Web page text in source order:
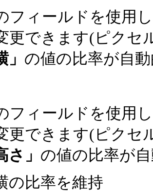
フィールドを使用
更できます(ピクセ
」 の値の比率が自
フィールドを使用
更できます(ピクセ
さ」 の値の比率が
の比率を維持